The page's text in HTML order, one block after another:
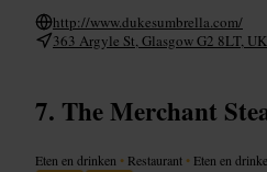
http://www.dukesumbrella.com/
363 Argyle St, Glasgow G2 8LT, UK
The Merchant
Eten en drinken • Restaurant • Eten en